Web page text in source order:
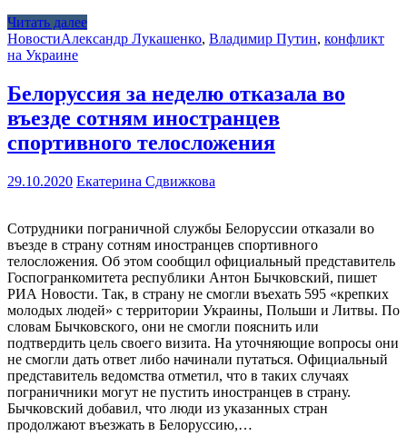
Читать далее
НовостиАлександр Лукашенко, Владимир Путин, конфликт
на Украине
Белоруссия за неделю отказала во
въезде сотням иностранцев
спортивного телосложения
29.10.2020 Екатерина Сдвижкова
Сотрудники пограничной службы Белоруссии отказали во
въезде в страну сотням иностранцев спортивного
телосложения. Об этом сообщил официальный представитель
Госпогранкомитета республики Антон Бычковский, пишет
РИА Новости. Так, в страну не смогли въехать 595 «крепких
молодых людей» с территории Украины, Польши и Литвы. По
словам Бычковского, они не смогли пояснить или
подтвердить цель своего визита. На уточняющие вопросы они
не смогли дать ответ либо начинали путаться. Официальный
представитель ведомства отметил, что в таких случаях
пограничники могут не пустить иностранцев в страну.
Бычковский добавил, что люди из указанных стран
продолжают въезжать в Белоруссию,…